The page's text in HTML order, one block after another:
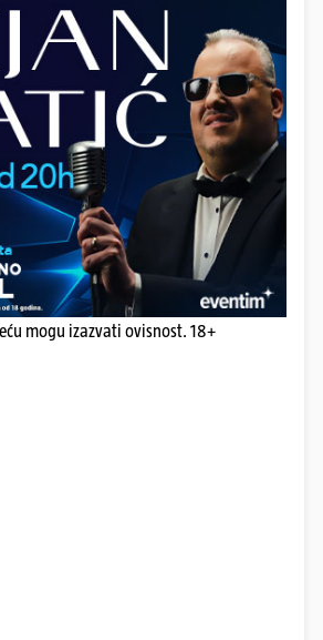
mogu izazvati ovisnost. 18+